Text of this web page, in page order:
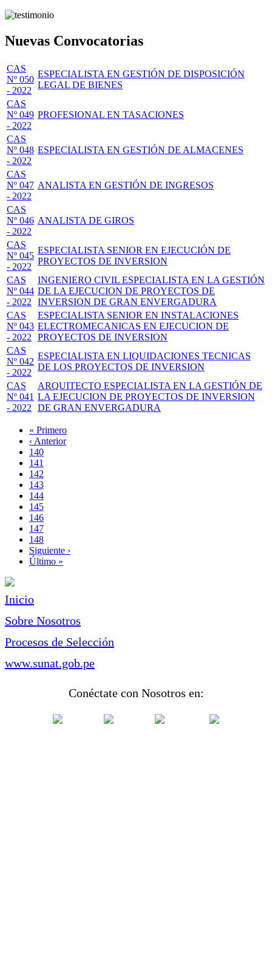
Nuevas Convocatorias
CAS
Nº 050
- 2022
ESPECIALISTA EN GESTIÓN DE DISPOSICIÓN
LEGAL DE BIENES
CAS
Nº 049
- 2022
PROFESIONAL EN TASACIONES
CAS
Nº 048
- 2022
ESPECIALISTA EN GESTIÓN DE ALMACENES
CAS
Nº 047
- 2022
ANALISTA EN GESTIÓN DE INGRESOS
CAS
Nº 046
- 2022
ANALISTA DE GIROS
CAS
Nº 045
- 2022
ESPECIALISTA SENIOR EN EJECUCIÓN DE
PROYECTOS DE INVERSION
CAS
Nº 044
- 2022
INGENIERO CIVIL ESPECIALISTA EN LA GESTIÓN
DE LA EJECUCION DE PROYECTOS DE
INVERSION DE GRAN ENVERGADURA
CAS
Nº 043
- 2022
ESPECIALISTA SENIOR EN INSTALACIONES
ELECTROMECANICAS EN EJECUCION DE
PROYECTOS DE INVERSION
CAS
Nº 042
- 2022
ESPECIALISTA EN LIQUIDACIONES TECNICAS
DE LOS PROYECTOS DE INVERSION
CAS
Nº 041
- 2022
ARQUITECTO ESPECIALISTA EN LA GESTIÓN DE
LA EJECUCION DE PROYECTOS DE INVERSION
DE GRAN ENVERGADURA
Paginación
Primera
página
« Primero
Página
anterior
‹ Anterior
Page
140
Page
141
Page
142
Page
143
Página
actual
144
Page
145
Page
146
Page
147
Page
148
Siguiente
página
Siguiente ›
Última
Último »
Inicio
Sobre Nosotros
Procesos de Selección
www.sunat.gob.pe
Conéctate con Nosotros en: